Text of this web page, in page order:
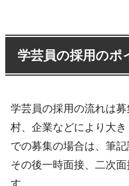
学芸員の採用のポ
学芸員の採用の流れは
村、企業などにより大
での募集の場合は、筆記
その後一時面接、二次
す。